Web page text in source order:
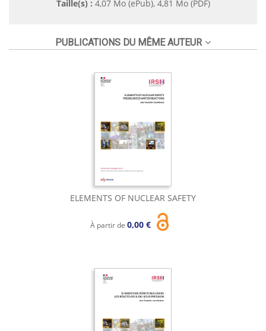
Taille(s) : 4,07 Mo (ePub), 4,81 Mo (PDF)
PUBLICATIONS DU MÊME AUTEUR
ELEMENTS OF NUCLEAR SAFETY
À partir de 0,00 €